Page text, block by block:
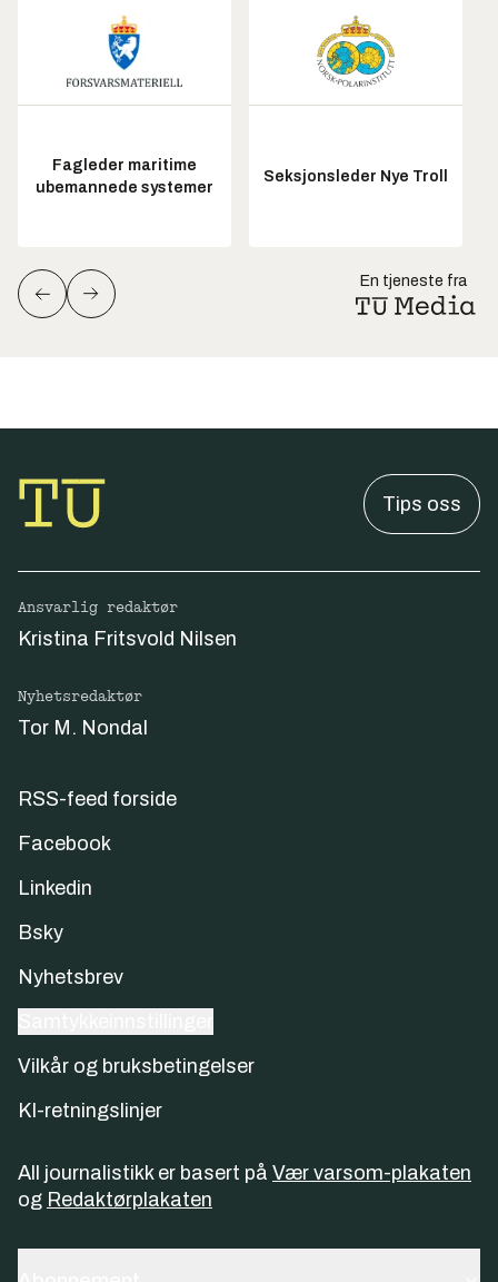
Fagleder maritime
ubemannede systemer
Seksjonsleder Nye Troll
En tjeneste fra
Tips oss
Ansvarlig redaktør
Kristina Fritsvold Nilsen
Nyhetsredaktør
Tor M. Nondal
RSS-feed forside
Facebook
Linkedin
Bsky
Nyhetsbrev
Vilkår og bruksbetingelser
KI-retningslinjer
All journalistikk er basert på Vær varsom-plakaten
og Redaktørplakaten